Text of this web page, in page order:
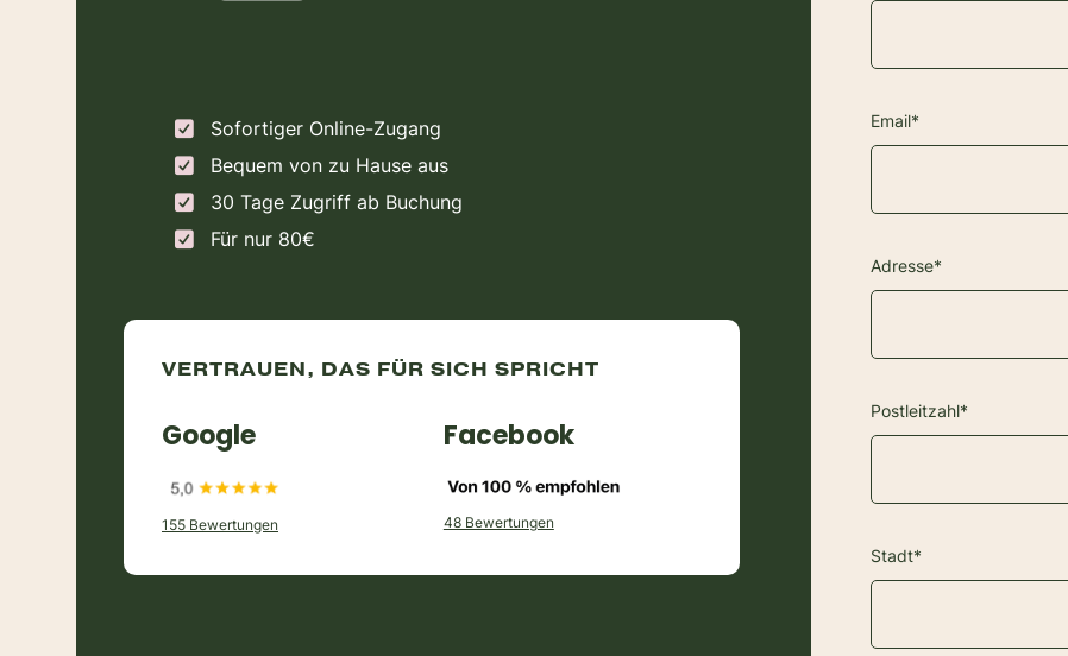
Sofortiger Online-Zugang
Bequem von zu Hause aus
30 Tage Zugriff ab Buchung
Für nur 80€
VERTRAUEN, DAS FÜR SICH SPRICHT
Google
155 Bewertungen
Facebook
48 Bewertungen
Email*
Adresse*
Postleitzahl*
Stadt*